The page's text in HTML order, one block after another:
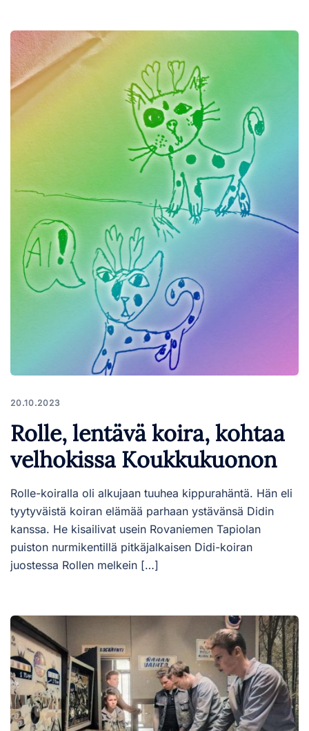
20.10.2023
Rolle, lentävä koira, kohtaa
velhokissa Koukkukuonon
Rolle-koiralla oli alkujaan tuuhea kippurahäntä. Hän eli
tyytyväistä koiran elämää parhaan ystävänsä Didin
kanssa. He kisailivat usein Rovaniemen Tapiolan
puiston nurmikentillä pitkäjalkaisen Didi-koiran
juostessa Rollen melkein […]